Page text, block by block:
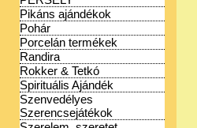
Pikáns ajándékok
Pohár
Porcelán termékek
Randira
Rokker & Tetkó
Spirituális Ajándék
Szenvedélyes
Szerencsejátékok